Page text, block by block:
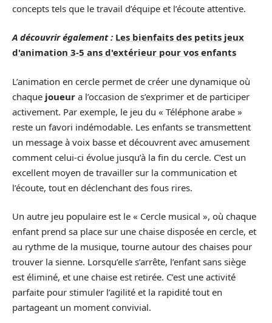
concepts tels que le travail d’équipe et l’écoute attentive.
A découvrir également : Les bienfaits des petits jeux
d'animation 3-5 ans d'extérieur pour vos enfants
L’animation en cercle permet de créer une dynamique où
chaque joueur a l’occasion de s’exprimer et de participer
activement. Par exemple, le jeu du « Téléphone arabe »
reste un favori indémodable. Les enfants se transmettent
un message à voix basse et découvrent avec amusement
comment celui-ci évolue jusqu’à la fin du cercle. C’est un
excellent moyen de travailler sur la communication et
l’écoute, tout en déclenchant des fous rires.
Un autre jeu populaire est le « Cercle musical », où chaque
enfant prend sa place sur une chaise disposée en cercle, et
au rythme de la musique, tourne autour des chaises pour
trouver la sienne. Lorsqu’elle s’arrête, l’enfant sans siège
est éliminé, et une chaise est retirée. C’est une activité
parfaite pour stimuler l’agilité et la rapidité tout en
partageant un moment convivial.